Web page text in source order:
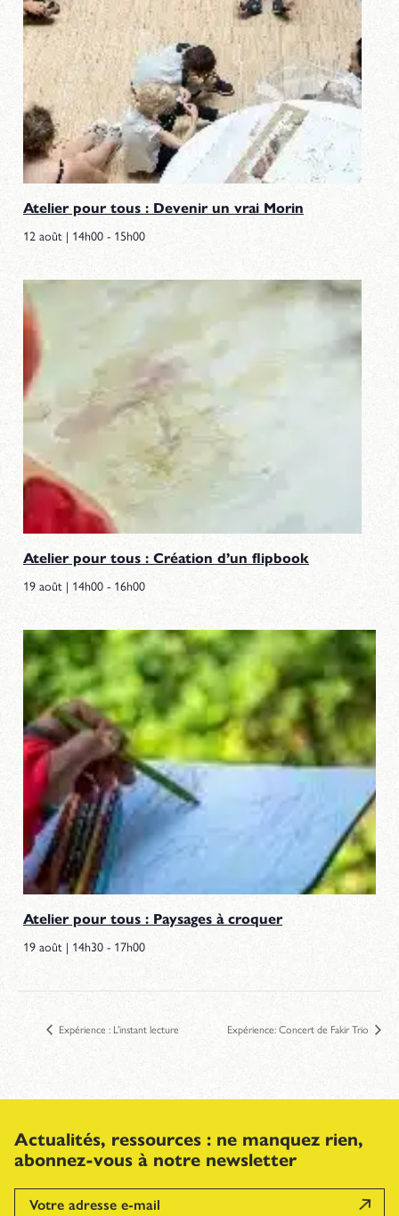
Atelier pour tous : Devenir un vrai Morin
12 août | 14h00 - 15h00
Atelier pour tous : Création d’un flipbook
19 août | 14h00 - 16h00
Atelier pour tous : Paysages à croquer
19 août | 14h30 - 17h00
Expérience : L’instant lecture Expérience: Concert de Fakir Trio
Actualités, ressources : ne manquez rien,
abonnez-vous à notre newsletter